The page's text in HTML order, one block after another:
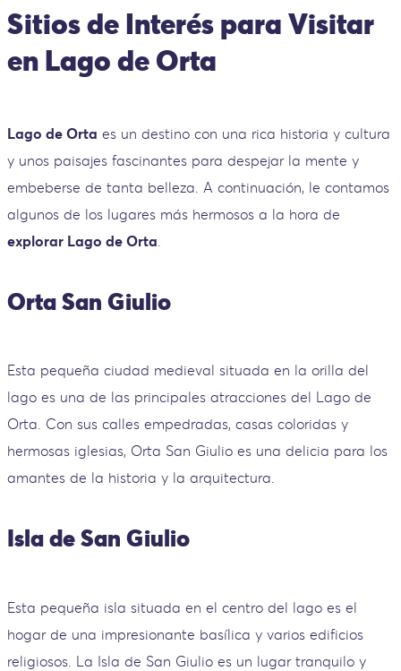
Sitios de Interés para Visitar
en Lago de Orta
Lago de Orta es un destino con una rica historia y cultura
y unos paisajes fascinantes para despejar la mente y
embeberse de tanta belleza. A continuación, le contamos
algunos de los lugares más hermosos a la hora de
explorar Lago de Orta.
Orta San Giulio
Esta pequeña ciudad medieval situada en la orilla del
lago es una de las principales atracciones del Lago de
Orta. Con sus calles empedradas, casas coloridas y
hermosas iglesias, Orta San Giulio es una delicia para los
amantes de la historia y la arquitectura.
Isla de San Giulio
Esta pequeña isla situada en el centro del lago es el
hogar de una impresionante basílica y varios edificios
religiosos. La Isla de San Giulio es un lugar tranquilo y